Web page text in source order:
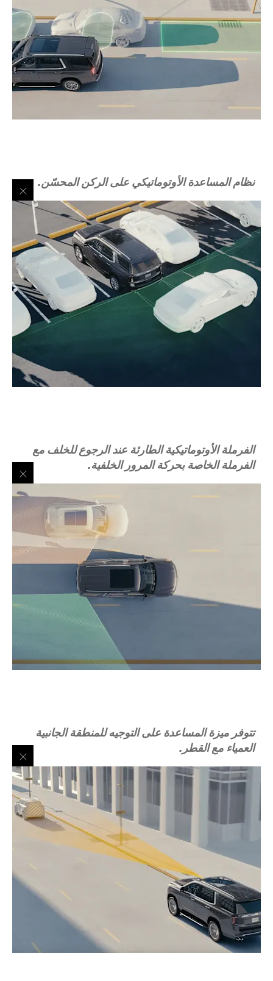
نظام المساعدة الأوتوماتيكي على الركن المحسّن.
الفرملة الأوتوماتيكية الطارئة عند الرجوع للخلف مع
الفرملة الخاصة بحركة المرور الخلفية.
تتوفر ميزة المساعدة على التوجيه للمنطقة الجانبية
العمياء مع القطر.